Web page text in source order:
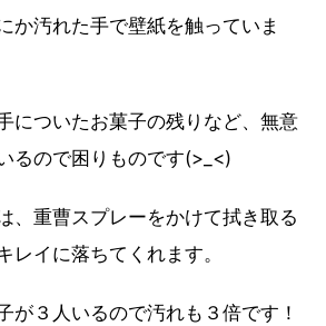
か汚れた手で壁紙を触っていま
についたお菓子の残りなど、無意
るので困りものです(>_<)
、重曹スプレーをかけて拭き取る
レイに落ちてくれます。
が３人いるので汚れも３倍です！